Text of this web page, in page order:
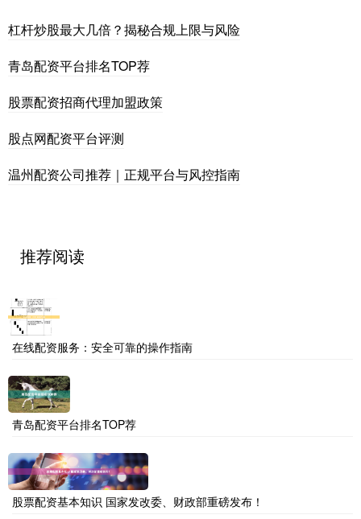
杠杆炒股最大几倍？揭秘合规上限与风险
青岛配资平台排名TOP荐
股票配资招商代理加盟政策
股点网配资平台评测
温州配资公司推荐｜正规平台与风控指南
推荐阅读
在线配资服务：安全可靠的操作指南
青岛配资平台排名TOP荐
股票配资基本知识 国家发改委、财政部重磅发布！